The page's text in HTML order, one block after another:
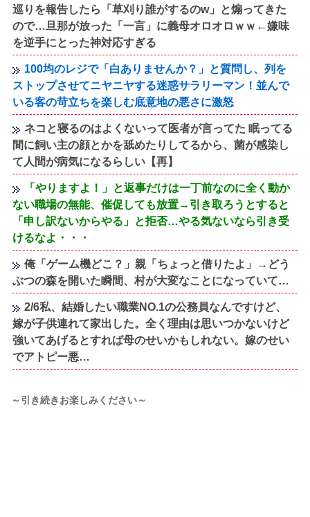
巡りを報告したら「草刈り誰がするのw」と煽ってきた
ので…旦那が放った「一言」に義母オロオロｗｗ←嫌味
を逆手にとった神対応すぎる
100均のレジで「白ありませんか？」と質問し、列を
ストップさせてニヤニヤする迷惑サラリーマン！並んで
いる客の苛立ちを楽しむ底意地の悪さに激怒
ネコと寝るのはよくないって医者が言ってた 眠ってる
間に飼い主の顔とかを舐めたりしてるから、菌が感染し
て人間が病気になるらしい【再】
「やりますよ！」と返事だけは一丁前なのに全く動か
ない職場の無能、催促しても放置→引き取ろうとすると
「申し訳ないからやる」と拒否…やる気ないなら引き受
けるなよ・・・
俺「ゲーム機どこ？」親「ちょっと借りたよ」→どう
ぶつの森を開いた瞬間、村が大変なことになっていて…
2/6私、結婚したい職業NO.1の公務員なんですけど、
嫁が子供連れて家出した。全く理由は思いつかないけど
強いてあげるとすれば母のせいかもしれない。嫁のせい
でアトピー悪…
～引き続きお楽しみください～